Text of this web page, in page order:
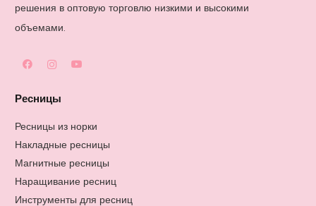
решения в оптовую торговлю низкими и высокими
объемами.
Ресницы
Ресницы из норки
Накладные ресницы
Магнитные ресницы
Наращивание ресниц
Инструменты для ресниц